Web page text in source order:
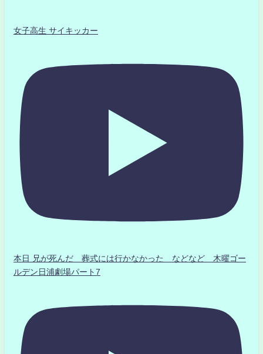
女子高生 サイキッカー
本日 兄が死んだ 葬式には行かなかった などなど 木曜ゴー
ルデン日浦劇場パート7